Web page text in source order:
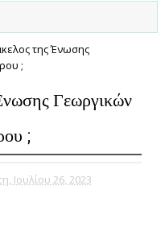
της Ένωσης
;
Γεωργικών
;
Ιουλίου 26, 2023